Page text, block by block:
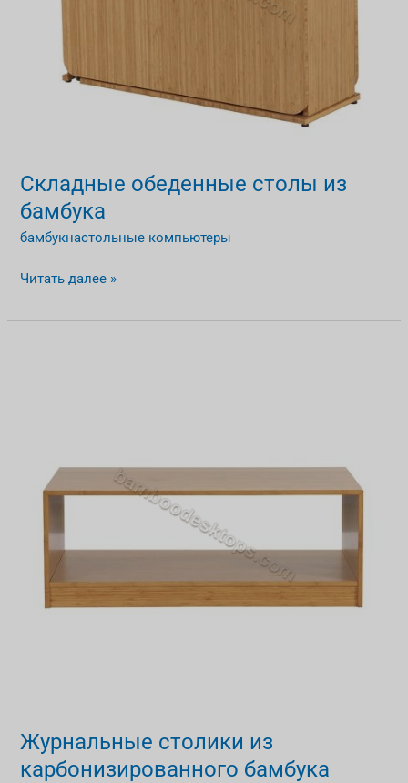
Складные обеденные столы из
бамбука
бамбукнастольные компьютеры
Читать далее »
Журнальные столики из
карбонизированного бамбука